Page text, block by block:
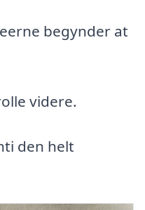
begynder at
videre.
den helt